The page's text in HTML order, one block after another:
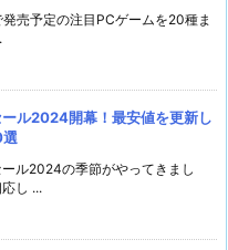
売予定の注目PCゲームを20種ま
ール2024開幕！最安値を更新し
ル2024の季節がやってきまし
し ...